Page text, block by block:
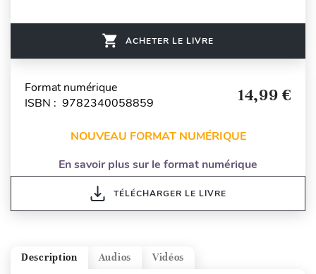
ACHETER LE LIVRE
Format numérique
ISBN : 9782340058859
14,99 €
NOUVEAU FORMAT NUMÉRIQUE
En savoir plus sur le format numérique
TÉLÉCHARGER LE LIVRE
Vidéos
Audios
Description